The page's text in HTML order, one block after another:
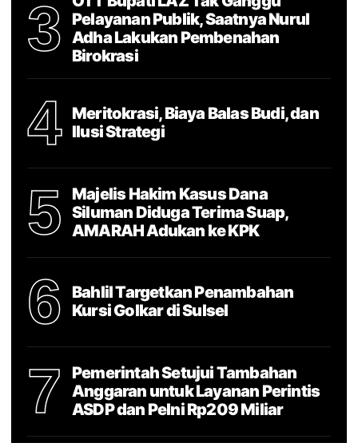
3
Pelayanan Publik, Saatnya Nurul
Adha Lakukan Pembenahan
Birokrasi
4
Meritokrasi, Biaya Balas Budi, dan
Ilusi Strategi
5
Majelis Hakim Kasus Dana
Siluman Diduga Terima Suap,
AMARAH Adukan ke KPK
6
Bahlil Targetkan Penambahan
Kursi Golkar di Sulsel
7
Pemerintah Setujui Tambahan
Anggaran untuk Layanan Perintis
ASDP dan Pelni Rp209 Miliar